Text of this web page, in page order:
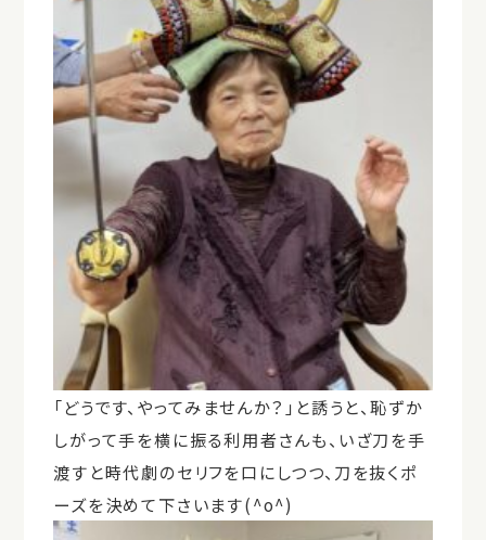
「どうです、やってみませんか？」と誘うと、恥ずか
しがって手を横に振る利用者さんも、いざ刀を手
渡すと時代劇のセリフを口にしつつ、刀を抜くポ
ーズを決めて下さいます(^o^)